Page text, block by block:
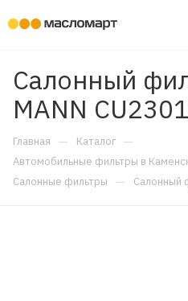
Салонный
MANN
Главная — Каталог —
Автомобильные фильтры в
Салонные фильтры — Салонный